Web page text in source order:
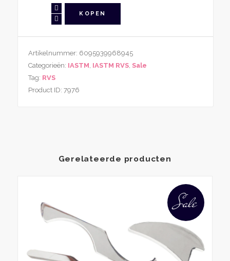
4
Nieuwe
Stijl
aantal
KOPEN
Artikelnummer: 6095939968945
Categorieën: IASTM IASTM RVS, Sale
Tag: RVS
Product ID: 7976
Gerelateerde producten
Sale